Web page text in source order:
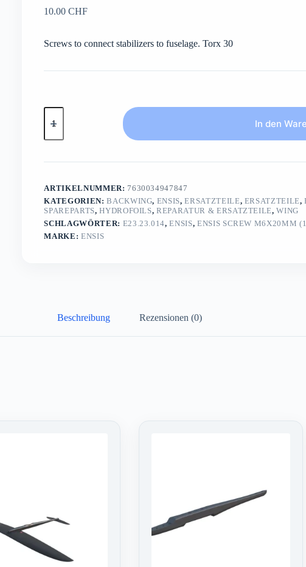
10.00CHF
Screws to connect stabilizers to fuselage. Torx 30
ENSIS
Screw
(10
Stabilizer
Torx30
Menge
In den
ARTIKELNUMMER: 7630034947847
KATEGORIEN:BACKWING, ENSIS,ERSATZTEILE, ERSATZTEILE,
SPAREPARTS,HYDROFOILS,REPARATUR & ERSATZTEILE,WING
SCHLAGWÖRTER: E23.23.014,ENSIS, ENSIS SCREW M6X20MM
MARKE:ENSIS
Beschreibung Rezensionen (0)